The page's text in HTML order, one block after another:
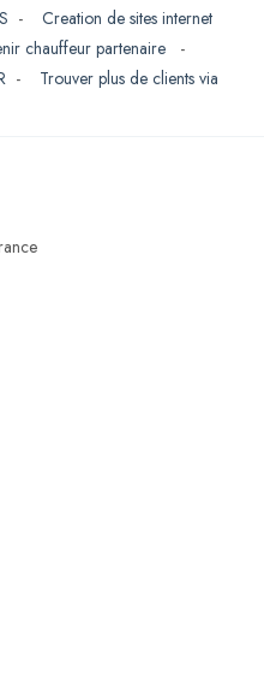
- Creation de sites internet
chauffeur partenaire
-
- Trouver plus de clients via